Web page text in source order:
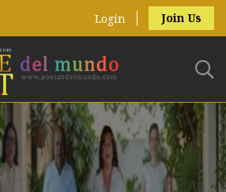
Login Join Us